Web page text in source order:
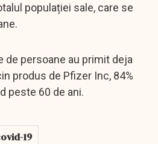
populației sale, care se
de persoane au primit deja
produs de Pfizer Inc, 84%
peste 60 de ani.
19